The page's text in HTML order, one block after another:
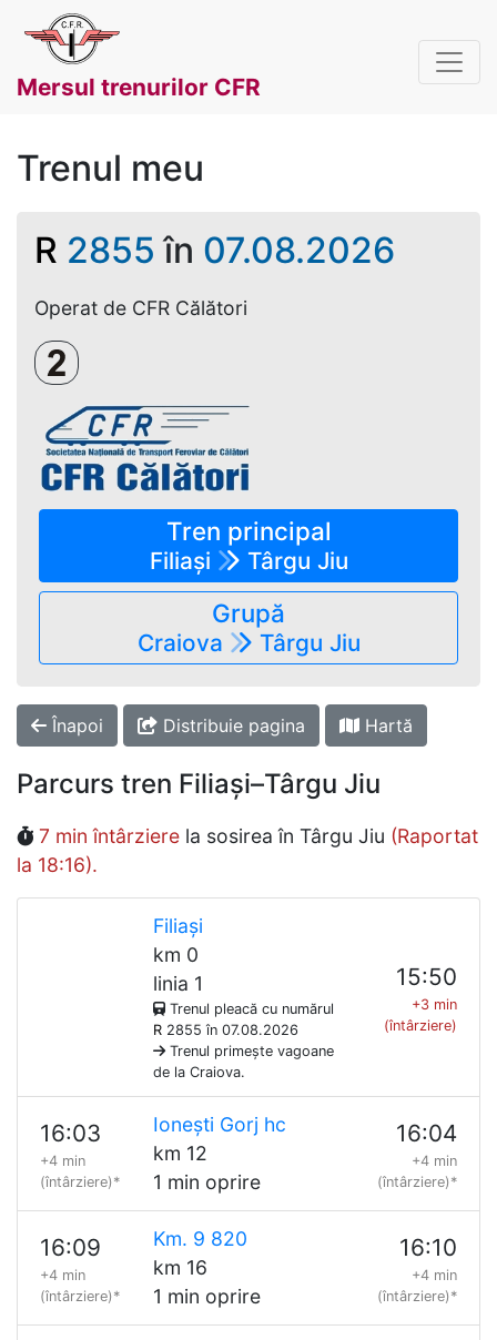
Mersul trenurilor CFR
Trenul meu
R 2855 în 07.08.2026
Operat de CFR Călători
Clasa a 2-a
Tren principal
Filiași Târgu Jiu
Grupă
Craiova Târgu Jiu
Înapoi Distribuie pagina Hartă
Parcurs tren Filiași–Târgu Jiu
7 min întârziere la sosirea în Târgu Jiu (Raportat
la 18:16).
Filiași
km 0
linia 1
Trenul pleacă cu numărul
R2855 în 07.08.2026
Trenul primește vagoane
de la Craiova.
15:50
+3 min
(întârziere)
16:03
+4 min
(întârziere)*
Ionești Gorj hc
km 12
1 min oprire
16:04
+4 min
(întârziere)*
16:09
+4 min
(întârziere)*
Km. 9 820
km 16
1 min oprire
16:10
+4 min
(întârziere)*